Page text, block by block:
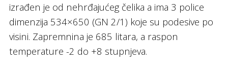
izrađen je od nehrđajućeg čelika a ima 3 police
dimenzija 534×650 (GN 2/1) koje su podesive po
visini. Zapremnina je 685 litara, a raspon
temperature -2 do +8 stupnjeva.